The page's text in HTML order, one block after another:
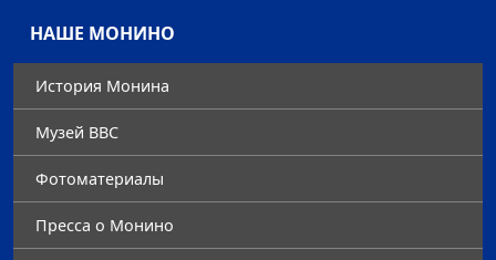
НАШЕ МОНИНО
История Монина
Музей ВВС
Фотоматериалы
Преccа о Монино